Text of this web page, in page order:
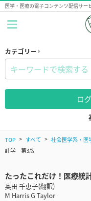
医学・医療の電子コンテンツ配信サー
カテゴリー
ロ
TOP すべて 社会医学系・医
計学 第3版
たったこれだけ！医療統
奥田 千恵子(翻訳)
M Harris G Taylor